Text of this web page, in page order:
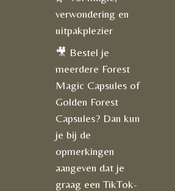
verwondering en
uitpakplezier
🎥 Bestel je
meerdere Forest
Magic Capsules of
Golden Forest
Capsules? Dan kun
je bij de
opmerkingen
aangeven dat je
graag een TikTok-